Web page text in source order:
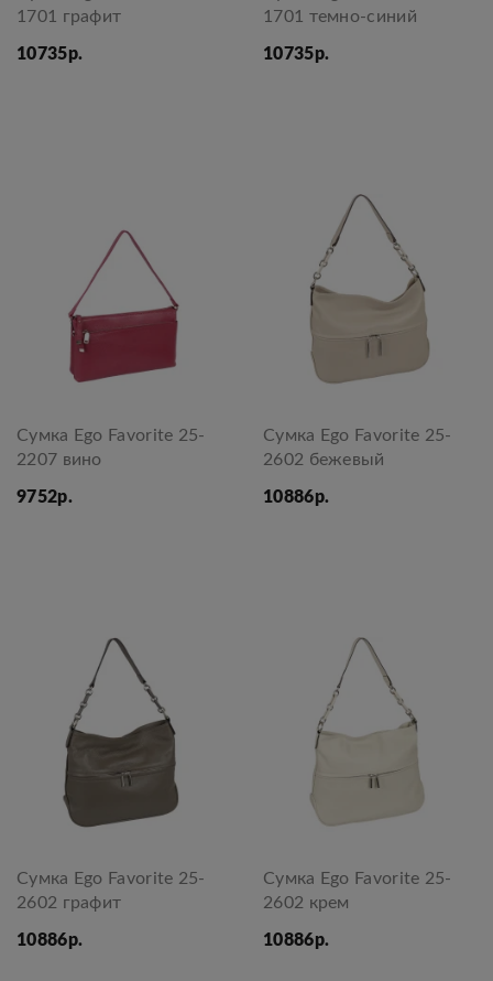
1701 графит
10735р.
1701 темно-синий
10735р.
Сумка Ego Favorite 25-
2207 вино
9752р.
Сумка Ego Favorite 25-
2602 бежевый
10886р.
Сумка Ego Favorite 25-
2602 графит
10886р.
Сумка Ego Favorite 25-
2602 крем
10886р.